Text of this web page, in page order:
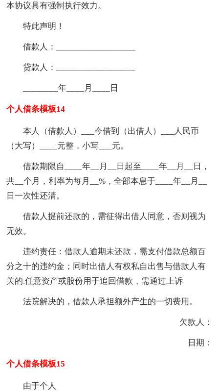
本协议具有强制执行效力。
特此声明！
借款人：__________________
贷款人：__________________
________年____月____日
个人借条模板14
本人（借款人）___今借到（出借人）___人民币
（大写）____元整，小写___元。
借款期限自____年__月__日起至____年__月__日，
共__个月，利率为每月__%，全部本息于____年__月__
日一次性还清。
借款人提前还款的，需征得出借人同意，否则视为
无效。
违约责任：借款人逾期未还款，需支付借款总额百
分之十的违约金；同时出借人有权私自出售与借款人有
关的.任意资产或股份用于追回借款，需通过上诉
法院解决的，借款人承担额外产生的一切费用。
欠款人：
日期：
个人借条模板15
由于个人